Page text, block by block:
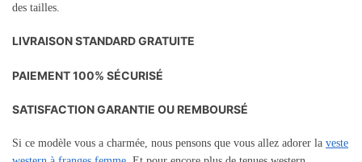
des tailles.
LIVRAISON STANDARD GRATUITE
PAIEMENT 100% SÉCURISÉ
SATISFACTION GARANTIE OU REMBOURSÉ
Si ce modèle vous a charmée, nous pensons que vous allez adorer la veste